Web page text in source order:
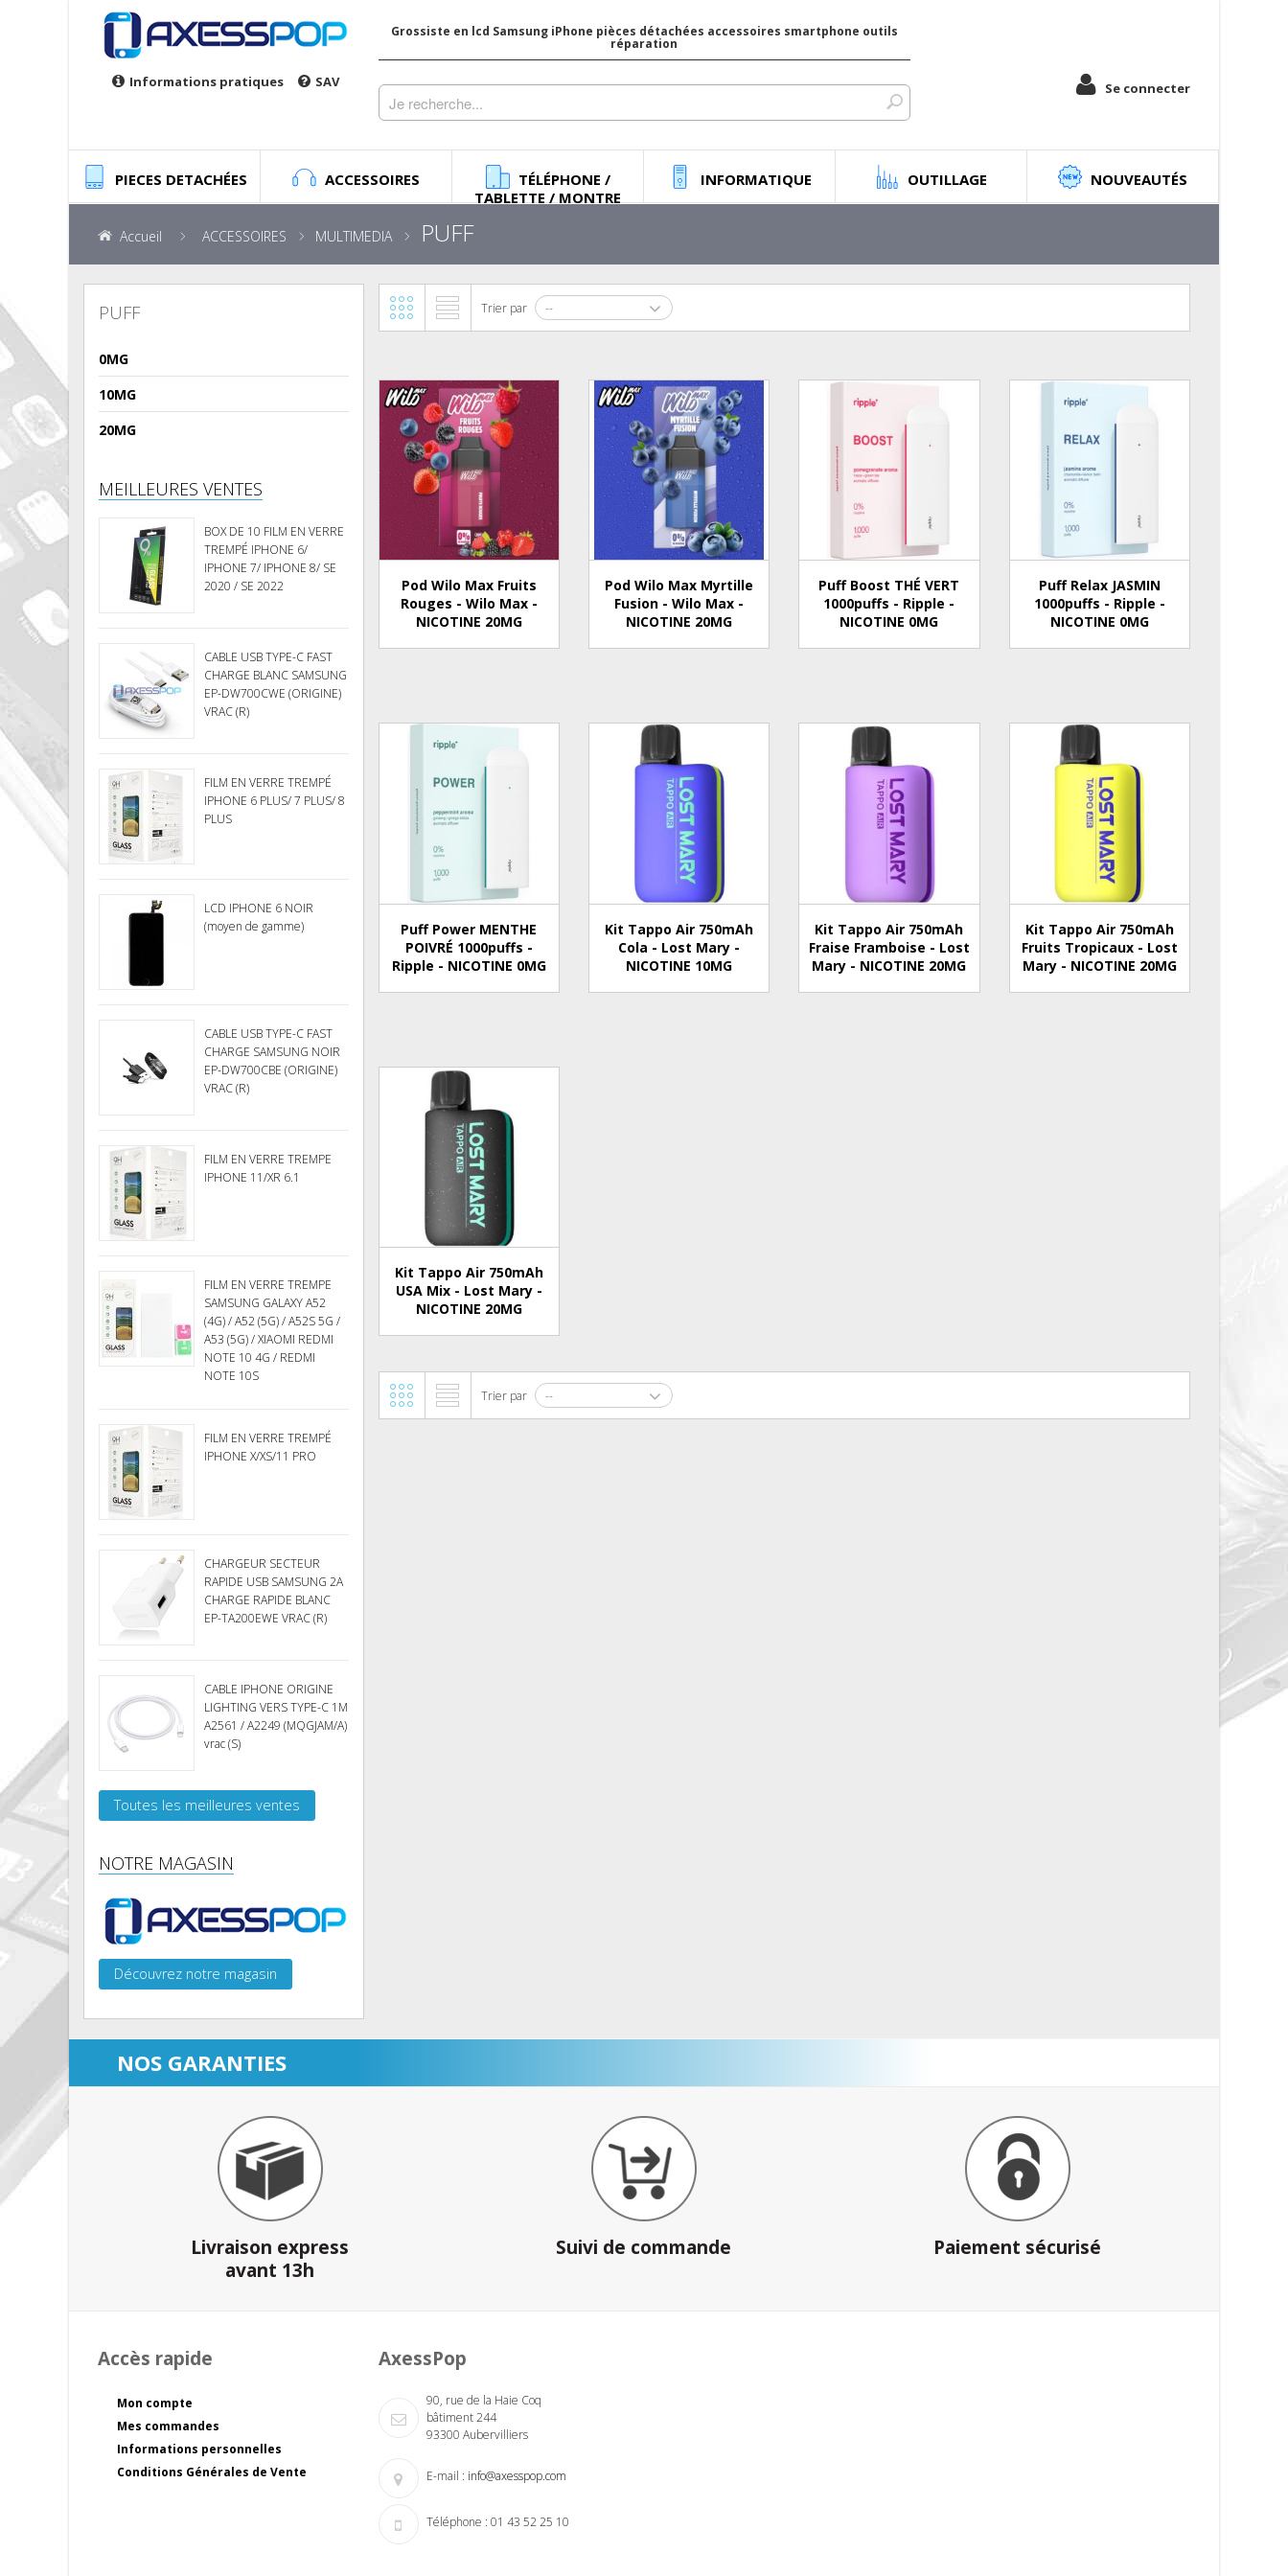
Informations pratiques SAV
Grossiste en lcd Samsung iPhone pièces détachées accessoires smartphone outils
réparation
Se connecter
PIECES DETACHÉES ACCESSOIRES
TÉLÉPHONE /
TABLETTE / MONTRE
INFORMATIQUE OUTILLAGE NOUVEAUTÉS
Accueil ACCESSOIRES MULTIMEDIA PUFF
PUFF
0MG
10MG
20MG
MEILLEURES VENTES
BOX DE 10 FILM EN VERRE
TREMPÉ IPHONE 6/
IPHONE 7/ IPHONE 8/ SE
2020 / SE 2022
CABLE USB TYPE-C FAST
CHARGE BLANC SAMSUNG
EP-DW700CWE (ORIGINE)
VRAC (R)
FILM EN VERRE TREMPÉ
IPHONE 6 PLUS/ 7 PLUS/ 8
PLUS
LCD IPHONE 6 NOIR
(moyen de gamme)
CABLE USB TYPE-C FAST
CHARGE SAMSUNG NOIR
EP-DW700CBE (ORIGINE)
VRAC (R)
FILM EN VERRE TREMPE
IPHONE 11/XR 6.1
FILM EN VERRE TREMPE
SAMSUNG GALAXY A52
(4G) / A52 (5G) / A52S 5G /
A53 (5G) / XIAOMI REDMI
NOTE 10 4G / REDMI
NOTE 10S
FILM EN VERRE TREMPÉ
IPHONE X/XS/11 PRO
CHARGEUR SECTEUR
RAPIDE USB SAMSUNG 2A
CHARGE RAPIDE BLANC
EP-TA200EWE VRAC (R)
CABLE IPHONE ORIGINE
LIGHTING VERS TYPE-C 1M
A2561 / A2249 (MQGJAM/A)
vrac (S)
Toutes les meilleures ventes
NOTRE MAGASIN
Découvrez notre magasin
Trier par --
Pod Wilo Max Fruits
Rouges - Wilo Max -
NICOTINE 20MG
Pod Wilo Max Myrtille
Fusion - Wilo Max -
NICOTINE 20MG
Puff Boost THÉ VERT
1000puffs - Ripple -
NICOTINE 0MG
Puff Relax JASMIN
1000puffs - Ripple -
NICOTINE 0MG
Puff Power MENTHE
POIVRÉ 1000puffs -
Ripple - NICOTINE 0MG
Kit Tappo Air 750mAh
Cola - Lost Mary -
NICOTINE 10MG
Kit Tappo Air 750mAh
Fraise Framboise - Lost
Mary - NICOTINE 20MG
Kit Tappo Air 750mAh
Fruits Tropicaux - Lost
Mary - NICOTINE 20MG
Kit Tappo Air 750mAh
USA Mix - Lost Mary -
NICOTINE 20MG
Trier par --
NOS GARANTIES
Livraison express
avant 13h
Suivi de commande Paiement sécurisé
Accès rapide
Mon compte
Mes commandes
Informations personnelles
Conditions Générales de Vente
AxessPop
90, rue de la Haie Coq
bâtiment 244
93300 Aubervilliers
E-mail : info@axesspop.com
Téléphone : 01 43 52 25 10